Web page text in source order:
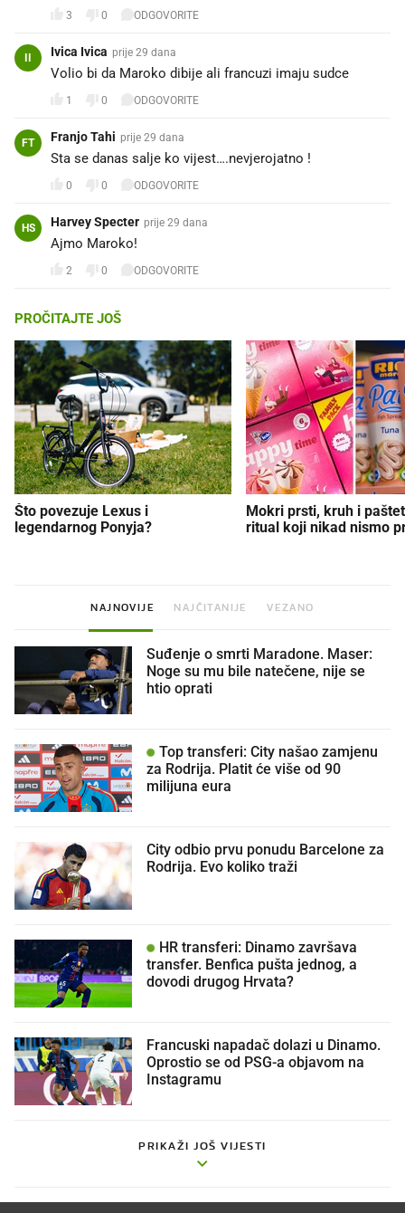
3 0 ODGOVORITE
Ivica Ivica prije 29 dana
Volio bi da Maroko dibije ali francuzi imaju sudce
1 0 ODGOVORITE
FT Franjo Tahi prije 29 dana
Sta se danas salje ko vijest….nevjerojatno !
0 0 ODGOVORITE
HS Harvey Specter prije 29 dana
Ajmo Maroko!
2 0 ODGOVORITE
PROČITAJTE JOŠ
Što povezuje Lexus i
legendarnog Ponyja?
Mokri prsti, kruh i
ritual koji nikad nismo
NAJNOVIJE NAJČITANIJE VEZANO
Suđenje o smrti Maradone. Maser:
Noge su mu bile natečene, nije se
htio oprati
Top transferi: City našao zamjenu
za Rodrija. Platit će više od 90
milijuna eura
City odbio prvu ponudu Barcelone za
Rodrija. Evo koliko traži
HR transferi: Dinamo završava
transfer. Benfica pušta jednog, a
dovodi drugog Hrvata?
Francuski napadač dolazi u Dinamo.
Oprostio se od PSG-a objavom na
Instagramu
PRIKAŽI JOŠ VIJESTI